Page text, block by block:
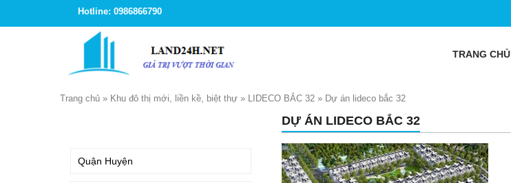
Hotline: 0986866790
TRANG CHỦ
Trang chủ » Khu đô thị mới, liền kề, biệt thự » LIDECO BẮC 32 » Dự án lideco bắc 32
DỰ ÁN LIDECO BẮC 32